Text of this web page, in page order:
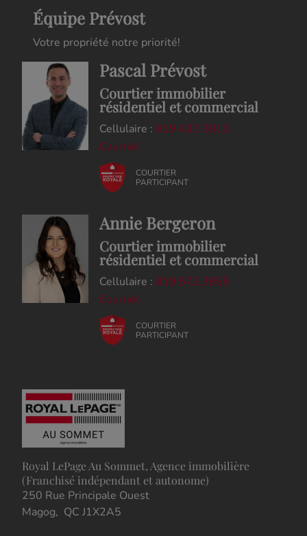
Équipe Prévost
Votre propriété notre priorité!
Pascal Prévost
Courtier immobilier
résidentiel et commercial
Cellulaire : 819.437.5810
Courriel
COURTIER
PARTICIPANT
Annie Bergeron
Courtier immobilier
résidentiel et commercial
Cellulaire : 819.572.3855
Courriel
COURTIER
PARTICIPANT
Royal LePage Au Sommet, Agence immobilière
(Franchisé indépendant et autonome)
250 Rue Principale Ouest
Magog, QC J1X2A5